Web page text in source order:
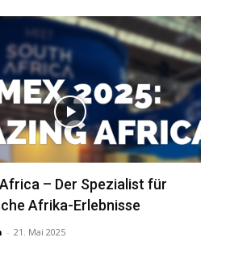
– Der Spezialist für
Afrika-Erlebnisse
- 21. Mai 2025